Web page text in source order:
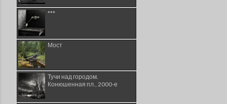
***
Мост
Тучи над городом.
Конюшенная пл., 2000-е